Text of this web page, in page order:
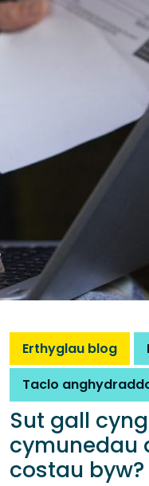
Erthyglau blog
Taclo
Sut gall
cymunedau
costau byw?